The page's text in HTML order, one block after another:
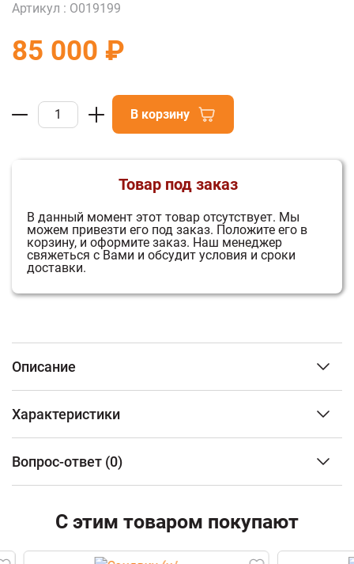
Артикул : О019199
85 000 ₽
В корзину
Товар под заказ
В данный момент этот товар отсутствует. Мы
можем привезти его под заказ. Положите его в
корзину, и оформите заказ. Наш менеджер
свяжеться с Вами и обсудит условия и сроки
доставки.
Описание
печи, рассчитанные на малые и средние размеры
парных. Печь имеет прочную сборную конструкцию,
без резьбовых и сварных соединений, детали
пламегасителем. Радиаторные выступы каменки,
направленные вглубь топки, увеличивают площадь
контакта огня с каменкой и эффективность
Характеристики
Тип топлива
Тип каменки
Наличие бака для воды
С
установки
Вопрос-ответ (0)
Email
С этим товаром покупают